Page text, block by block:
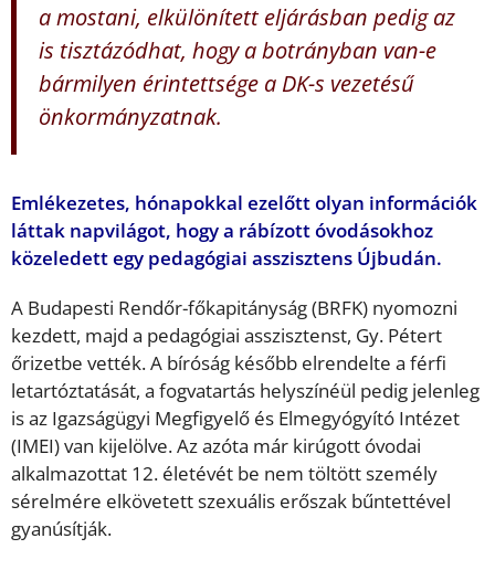
a mostani, elkülönített eljárásban pedig az
is tisztázódhat, hogy a botrányban van-e
bármilyen érintettsége a DK-s vezetésű
önkormányzatnak.
Emlékezetes, hónapokkal ezelőtt olyan információk
láttak napvilágot, hogy a rábízott óvodásokhoz
közeledett egy pedagógiai asszisztens Újbudán.
A Budapesti Rendőr-főkapitányság (BRFK) nyomozni
kezdett, majd a pedagógiai asszisztenst, Gy. Pétert
őrizetbe vették. A bíróság később elrendelte a férfi
letartóztatását, a fogvatartás helyszínéül pedig jelenleg
is az Igazságügyi Megfigyelő és Elmegyógyító Intézet
(IMEI) van kijelölve. Az azóta már kirúgott óvodai
alkalmazottat 12. életévét be nem töltött személy
sérelmére elkövetett szexuális erőszak bűntettével
gyanúsítják.